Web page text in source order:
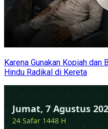
Karena Gunakan Kopiah dan
Hindu Radikal di Kereta